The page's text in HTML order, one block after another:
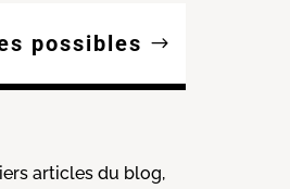
possibles
articles du blog,